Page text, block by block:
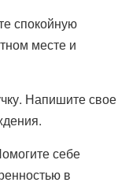
спокойную
месте и
Напишите свое
себе
в